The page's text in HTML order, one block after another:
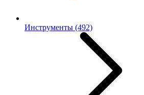
Инструменты (492)